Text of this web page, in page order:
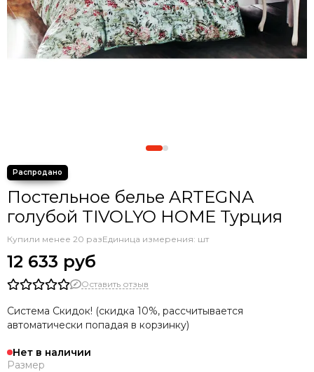
Постельное белье ARTEGNA
голубой TIVOLYO HOME Турция
Купили менее 20 разЕдиница измерения: шт
12 633 руб
Оставить отзыв
Система Скидок! (скидка 10%, рассчитывается
автоматически попадая в корзинку)
Нет в наличии
Размер